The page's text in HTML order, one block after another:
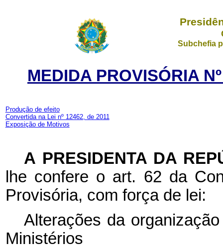
Subchefia
MEDIDA PROVISÓRIA
Produção de efeito
Convertida na Lei nº 12462, de 2011
Exposição de Motivos
A PRESIDENTA DA
lhe confere o art. 62 da
Provisória, com força de lei:
Alterações da
Ministérios